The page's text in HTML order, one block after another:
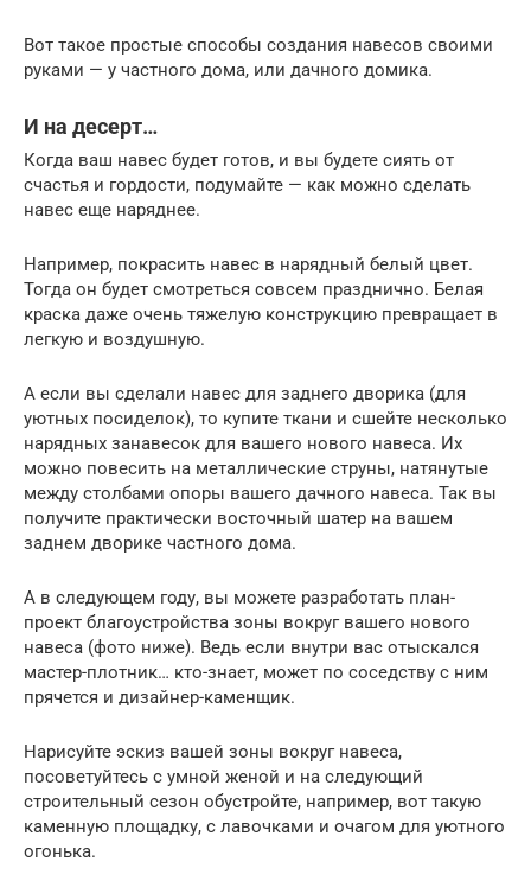
Вот такое простые способы создания навесов своими
руками — у частного дома, или дачного домика.
И на десерт…
Когда ваш навес будет готов, и вы будете сиять от
счастья и гордости, подумайте — как можно сделать
навес еще наряднее.
Например, покрасить навес в нарядный белый цвет.
Тогда он будет смотреться совсем празднично. Белая
краска даже очень тяжелую конструкцию превращает в
легкую и воздушную.
А если вы сделали навес для заднего дворика (для
уютных посиделок), то купите ткани и сшейте несколько
нарядных занавесок для вашего нового навеса. Их
можно повесить на металлические струны, натянутые
между столбами опоры вашего дачного навеса. Так вы
получите практически восточный шатер на вашем
заднем дворике частного дома.
А в следующем году, вы можете разработать план-
проект благоустройства зоны вокруг вашего нового
навеса (фото ниже). Ведь если внутри вас отыскался
мастер-плотник… кто-знает, может по соседству с ним
прячется и дизайнер-каменщик.
Нарисуйте эскиз вашей зоны вокруг навеса,
посоветуйтесь с умной женой и на следующий
строительный сезон обустройте, например, вот такую
каменную площадку, с лавочками и очагом для уютного
огонька.